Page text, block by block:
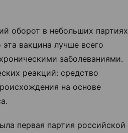
оборот в небольших партиях
вакцина лучше всего
заболеваниями.
реакций: средство
на основе
первая партия российской